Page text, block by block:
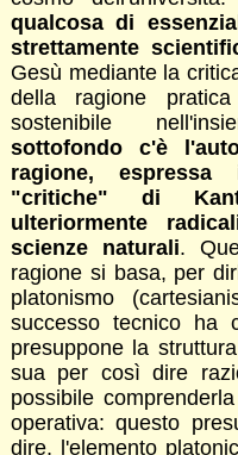
qualcosa di
strettamente
Gesù mediante la
della ragione
sostenibile
sottofondo c'è
ragione,
"critiche" di
ulteriormente
scienze naturali.
ragione si basa, per
platonismo
successo tecnico ha
presuppone la
sua per così dire
possibile
operativa: questo
dire, l'elemento